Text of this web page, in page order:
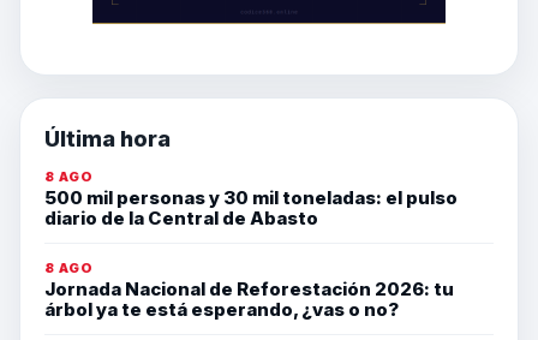
Última hora
8 AGO
500 mil personas y 30 mil toneladas: el pulso
diario de la Central de Abasto
8 AGO
Jornada Nacional de Reforestación 2026: tu
árbol ya te está esperando, ¿vas o no?